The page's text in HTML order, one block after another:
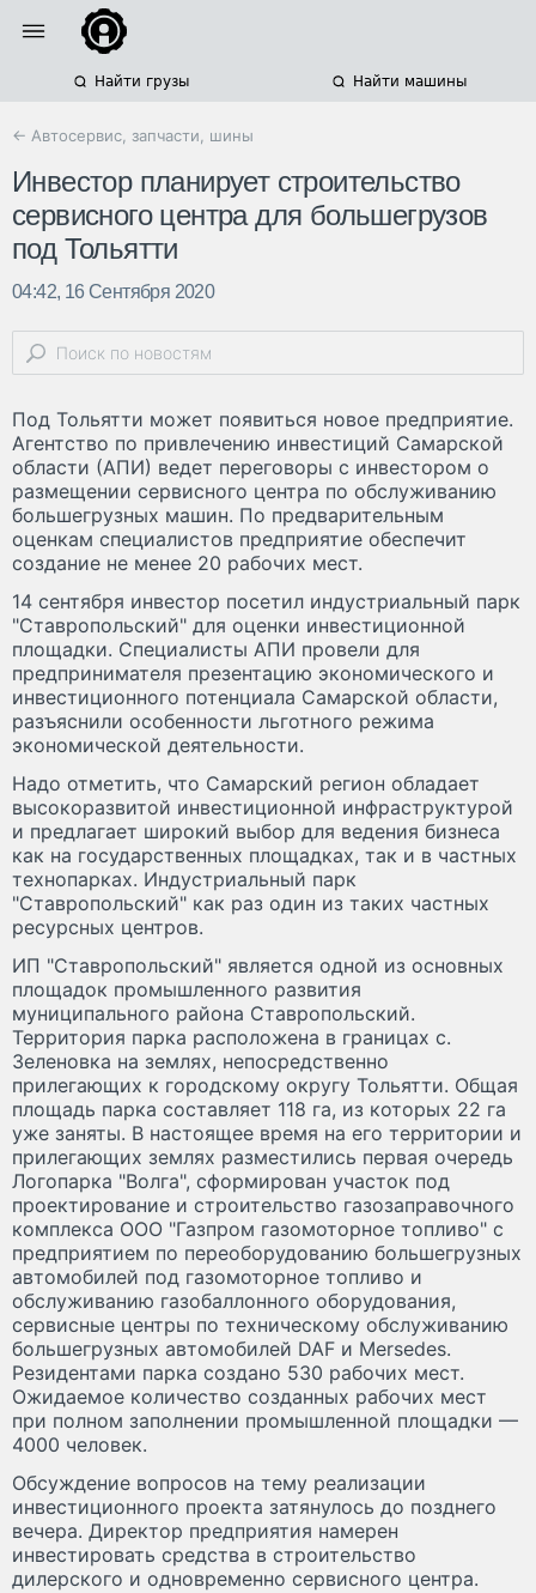
Найти грузы Найти машины
← Автосервис, запчасти, шины
Инвестор планирует строительство
сервисного центра для большегрузов
под Тольятти
04:42, 16 Сентября 2020
Под Тольятти может появиться новое предприятие.
Агентство по привлечению инвестиций Самарской
области (АПИ) ведет переговоры с инвестором о
размещении сервисного центра по обслуживанию
большегрузных машин. По предварительным
оценкам специалистов предприятие обеспечит
создание не менее 20 рабочих мест.
14 сентября инвестор посетил индустриальный парк
"Ставропольский" для оценки инвестиционной
площадки. Специалисты АПИ провели для
предпринимателя презентацию экономического и
инвестиционного потенциала Самарской области,
разъяснили особенности льготного режима
экономической деятельности.
Надо отметить, что Самарский регион обладает
высокоразвитой инвестиционной инфраструктурой
и предлагает широкий выбор для ведения бизнеса
как на государственных площадках, так и в частных
технопарках. Индустриальный парк
"Ставропольский" как раз один из таких частных
ресурсных центров.
ИП "Ставропольский" является одной из основных
площадок промышленного развития
муниципального района Ставропольский.
Территория парка расположена в границах с.
Зеленовка на землях, непосредственно
прилегающих к городскому округу Тольятти. Общая
площадь парка составляет 118 га, из которых 22 га
уже заняты. В настоящее время на его территории и
прилегающих землях разместились первая очередь
Логопарка "Волга", сформирован участок под
проектирование и строительство газозаправочного
комплекса ООО "Газпром газомоторное топливо" с
предприятием по переоборудованию большегрузных
автомобилей под газомоторное топливо и
обслуживанию газобаллонного оборудования,
сервисные центры по техническому обслуживанию
большегрузных автомобилей DAF и Mersedes.
Резидентами парка создано 530 рабочих мест.
Ожидаемое количество созданных рабочих мест
при полном заполнении промышленной площадки —
4000 человек.
Обсуждение вопросов на тему реализации
инвестиционного проекта затянулось до позднего
вечера. Директор предприятия намерен
инвестировать средства в строительство
дилерского и одновременно сервисного центра.